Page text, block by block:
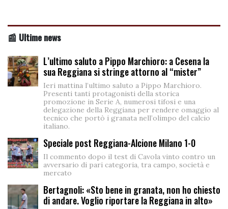
📰 Ultime news
L’ultimo saluto a Pippo Marchioro: a Cesena la
sua Reggiana si stringe attorno al “mister”
Ieri mattina l’ultimo saluto a Pippo Marchioro.
Presenti tanti protagonisti della storica
promozione in Serie A, numerosi tifosi e una
delegazione della Reggiana per rendere omaggio al
tecnico che portò i granata nell’olimpo del calcio
italiano.
Speciale post Reggiana-Alcione Milano 1-0
Il commento dopo il test di Cavola vinto contro un
avversario di pari categoria, tra campo, società e
mercato
Bertagnoli: «Sto bene in granata, non ho chiesto
di andare. Voglio riportare la Reggiana in alto»